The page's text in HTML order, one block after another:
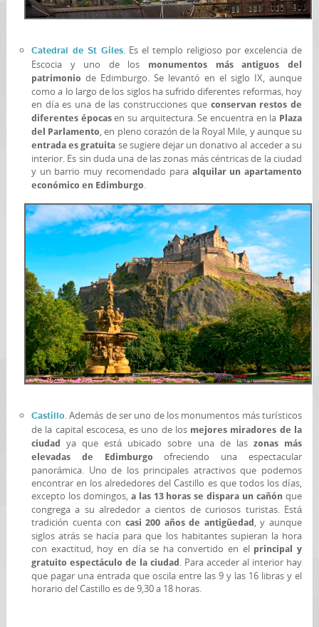
Catedral de St Giles. Es el templo religioso por excelencia de
Escocia y uno de los
monumentos más antiguos del
patrimonio de Edimburgo. Se levantó en el siglo IX, aunque
como a lo largo de los siglos ha sufrido diferentes reformas, hoy
en día es una de las construcciones que conservan restos de
diferentes épocasen su arquitectura. Se encuentra en la Plaza
del Parlamento, en pleno corazón de la Royal Mile, y aunque su
entrada es gratuita se sugiere dejar un donativo al acceder a su
interior. Es sin duda una de las zonas más céntricas de la ciudad
y un barrio muy recomendado para alquilar un apartamento
económico en Edimburgo.
Castillo. Además de ser uno de los monumentos más turísticos
de la capital escocesa, es uno de los mejores miradores de la
ciudad
ya que está ubicado sobre una de las zonas más
elevadas de Edimburgo
ofreciendo una espectacular
panorámica. Uno de los principales atractivos que podemos
encontrar en los alrededores del Castillo es que todos los días,
excepto los domingos, a las 13 horas se dispara un cañón que
congrega a su alrededor a cientos de curiosos turistas. Está
tradición cuenta con casi 200 años de antigüedad , y aunque
siglos atrás se hacía para que los habitantes supieran la hora
con exactitud, hoy en día se ha convertido en el principal y
gratuito espectáculo de la ciudad . Para acceder al interior hay
que pagar una entrada que oscila entre las 9 y las 16 libras y el
horario del Castillo es de 9,30 a 18 horas.